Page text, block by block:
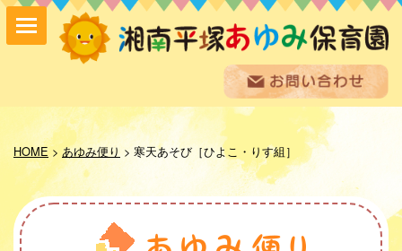
HOME> あゆみ便り > 寒天あそび［ひよこ・りす組］
保育方針
園の紹介
保育内容
入園案内
採用情報
お問い合わせ